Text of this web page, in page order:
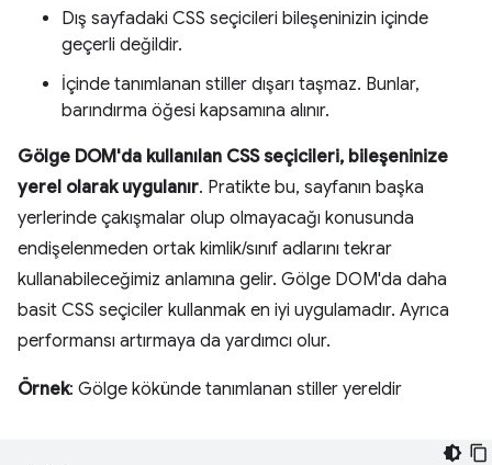
Dış sayfadaki CSS seçicileri bileşeninizin içinde
geçerli değildir.
İçinde tanımlanan stiller dışarı taşmaz. Bunlar,
barındırma öğesi kapsamına alınır.
Gölge DOM'da kullanılan CSS seçicileri, bileşeninize
yerel olarak uygulanır. Pratikte bu, sayfanın başka
yerlerinde çakışmalar olup olmayacağı konusunda
endişelenmeden ortak kimlik/sınıf adlarını tekrar
kullanabileceğimiz anlamına gelir. Gölge DOM'da daha
basit CSS seçiciler kullanmak en iyi uygulamadır. Ayrıca
performansı artırmaya da yardımcı olur.
Örnek: Gölge kökünde tanımlanan stiller yereldir